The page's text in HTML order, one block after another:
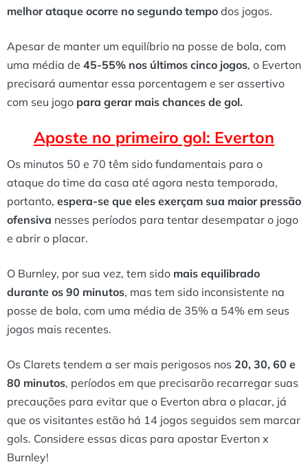
melhor ataque ocorre no segundo tempo dos jogos.
Apesar de manter um equilíbrio na posse de bola, com
uma média de 45-55% nos últimos cinco jogos, o Everton
precisará aumentar essa porcentagem e ser assertivo
com seu jogo para gerar mais chances de gol.
Aposte no primeiro gol: Everton
Os minutos 50 e 70 têm sido fundamentais para o
ataque do time da casa até agora nesta temporada,
portanto, espera-se que eles exerçam sua maior pressão
ofensiva nesses períodos para tentar desempatar o jogo
e abrir o placar.
O Burnley, por sua vez, tem sido mais equilibrado
durante os 90 minutos, mas tem sido inconsistente na
posse de bola, com uma média de 35% a 54% em seus
jogos mais recentes.
Os Clarets tendem a ser mais perigosos nos 20, 30, 60 e
80 minutos, períodos em que precisarão recarregar suas
precauções para evitar que o Everton abra o placar, já
que os visitantes estão há 14 jogos seguidos sem marcar
gols. Considere essas dicas para apostar Everton x
Burnley!